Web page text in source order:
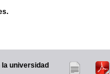
universidad